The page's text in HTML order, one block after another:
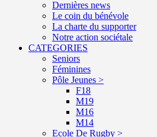
Dernières news
Le coin du bénévole
La charte du supporter
Notre action sociétale
CATEGORIES
Seniors
Féminines
Pôle Jeunes >
F18
M19
M16
M14
Ecole De Rugby >